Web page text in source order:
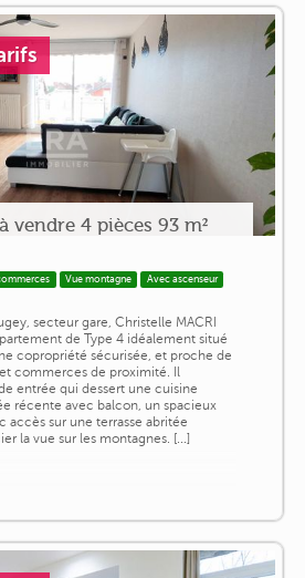
vendre 4 pièces 93 m²
Vue montagne
Avec ascenseur
secteur gare, Christelle MACRI
de Type 4 idéalement situé
copropriété sécurisée, et proche de
commerces de proximité. Il
entrée qui dessert une cuisine
récente avec balcon, un spacieux
accès sur une terrasse abritée
la vue sur les montagnes. [...]